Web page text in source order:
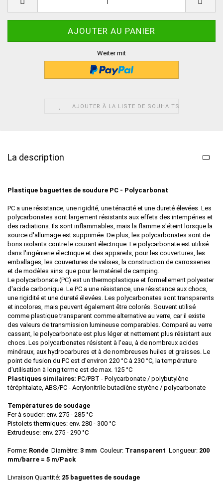
Weiter mit
AJOUTER À LA LISTE DE SOUHAITS
La description
Plastique baguettes de soudure PC - Polycarbonat
PC a une résistance, une rigidité, une ténacité et une dureté élevées. Les
polycarbonates sont largement résistants aux effets des intempéries et
des radiations. Ils sont inflammables, mais la flamme s'éteint lorsque la
source d'allumage est supprimée. De plus, les polycarbonates sont de
bons isolants contre le courant électrique. Le polycarbonate est utilisé
dans l'ingénierie électrique et des appareils, pour les couvertures, les
emballages, les couvertures de valises, la construction de carrosseries
et de modèles ainsi que pour le matériel de camping.
Le polycarbonate (PC) est un thermoplastique et formellement polyester
d'acide carbonique. Le PC a une résistance, une résistance aux chocs,
une rigidité et une dureté élevées. Les polycarbonates sont transparents
et incolores, mais peuvent également être colorés. Souvent utilisé
comme plastique transparent comme alternative au verre, car il existe
des valeurs de transmission lumineuse comparables. Comparé au verre
cassant, le polycarbonate est plus léger et nettement plus résistant aux
chocs. Les polycarbonates résistent à l'eau, à de nombreux acides
minéraux, aux hydrocarbures et à de nombreuses huiles et graisses. Le
point de fusion du PC est d'environ 220 °C à 230 °C, la température
d'utilisation à long terme est de max. 125 °C
Plastiques similaires: PC/PBT - Polycarbonate / polybutylène
téréphtalate, ABS/PC - Acrylonitrile butadiène styrène / polycarbonate
Températures de soudage
Fer à souder: env. 275 - 285 °C
Pistolets thermiques: env. 280 - 300 °C
Extrudeuse: env. 275 - 290 °C
Forme: Ronde Diamètre: 3 mm Couleur: Transparent Longueur: 200
mm/barre = 5 m/Pack
Livraison Quantité: 25 baguettes de soudage